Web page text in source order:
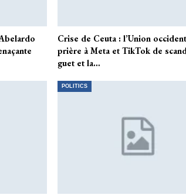
Crise de Ceuta : l’Union
prière à Meta et TikTok de
guet et la…
POLITICS